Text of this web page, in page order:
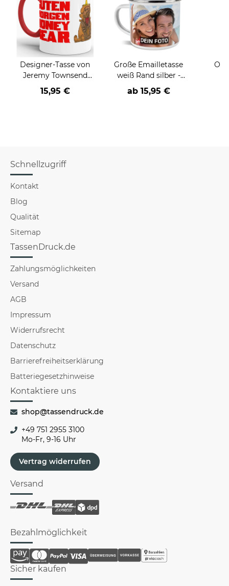
Designer-Tasse von
Jeremy Townsend
"Honeybear"
15,95 €
Große Emailletasse
weiß Rand silber -
480 ml
ab 15,95 €
Schnellzugriff
Kontakt
Blog
Qualität
Sitemap
TassenDruck.de
Zahlungsmöglichkeiten
Versand
AGB
Impressum
Widerrufsrecht
Datenschutz
Barrierefreiheitserklärung
Batteriegesetzhinweise
Kontaktiere uns
shop@tassendruck.de
+49 751 2955 3100
Mo-Fr, 9-16 Uhr
Vertrag widerrufen
Versand
Bezahlmöglichkeit
Sicher kaufen